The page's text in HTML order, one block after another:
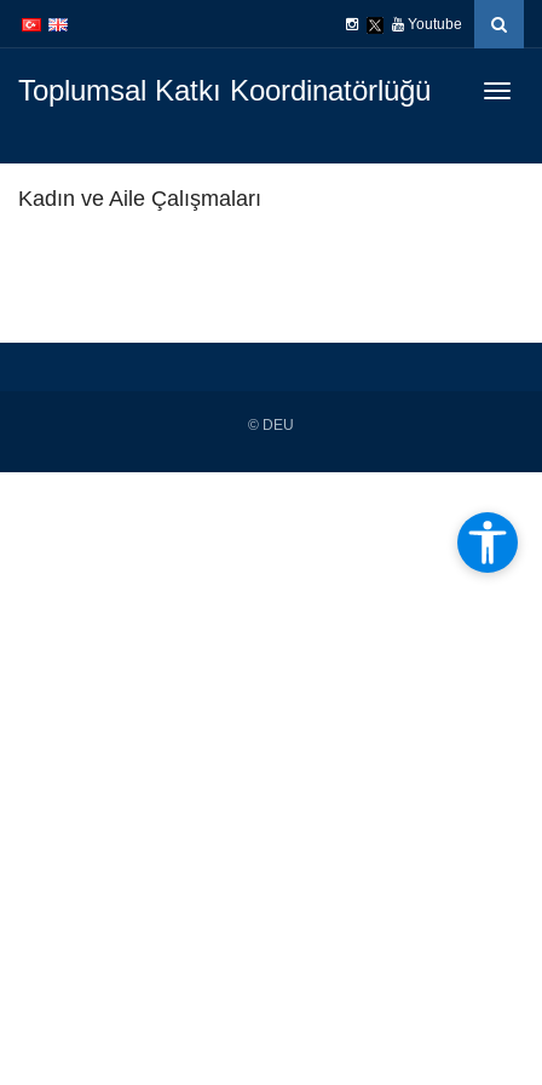
atla
atla
Youtube
Toplumsal Katkı Koordinatörlüğü
Kadın ve Aile Çalışmaları
© DEU